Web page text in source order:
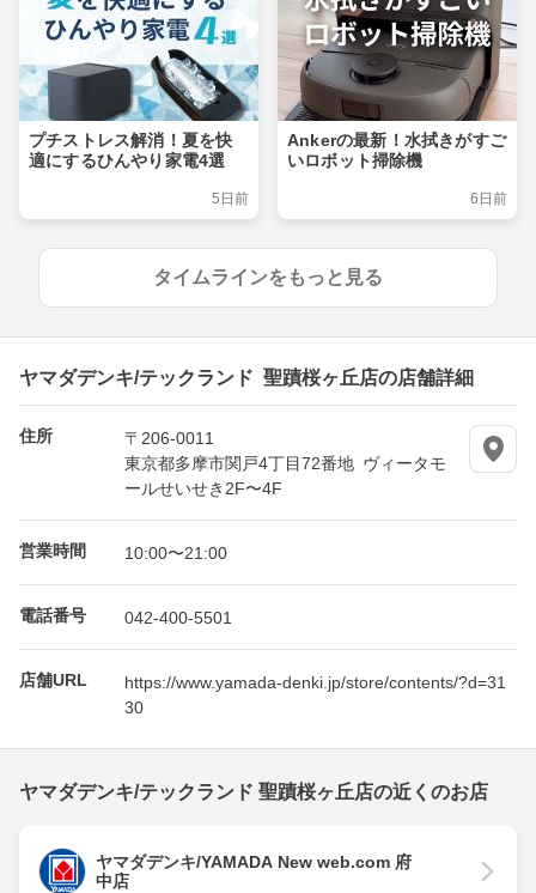
プチストレス解消！夏を快
適にするひんやり家電4選
5日前
Ankerの最新！水拭きがすご
いロボット掃除機
6日前
タイムラインをもっと見る
ヤマダデンキ/テックランド 聖蹟桜ヶ丘店の店舗詳細
住所
〒206-0011
東京都多摩市関戸4丁目72番地 ヴィータモ
ールせいせき2F〜4F
営業時間 10:00〜21:00
電話番号 042-400-5501
店舗URL
https://www.yamada-denki.jp/store/contents/?d=31
30
ヤマダデンキ/テックランド 聖蹟桜ヶ丘店の近くのお店
ヤマダデンキ/YAMADA New web.com 府
中店